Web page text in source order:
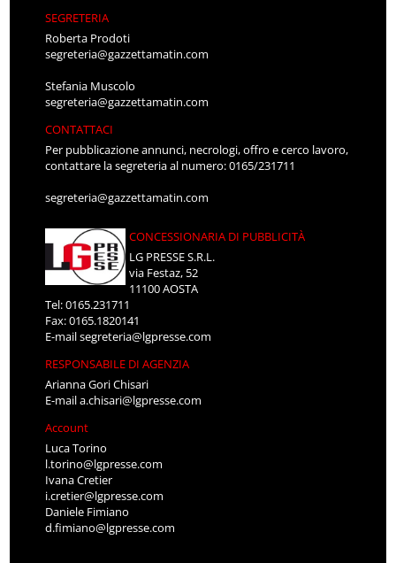
SEGRETERIA
Roberta Prodoti
segreteria@gazzettamatin.com
Stefania Muscolo
segreteria@gazzettamatin.com
CONTATTACI
Per pubblicazione annunci, necrologi, offro e cerco lavoro,
contattare la segreteria al numero: 0165/231711
segreteria@gazzettamatin.com
CONCESSIONARIA DI PUBBLICITÀ
LG PRESSE S.R.L.
via Festaz, 52
11100 AOSTA
Tel: 0165.231711
Fax: 0165.1820141
E-mailsegreteria@lgpresse.com
RESPONSABILE DI AGENZIA
Arianna Gori Chisari
E-maila.chisari@lgpresse.com
Account
Luca Torino
l.torino@lgpresse.com
Ivana Cretier
i.cretier@lgpresse.com
Daniele Fimiano
d.fimiano@lgpresse.com